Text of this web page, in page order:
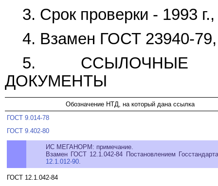
3. Срок проверки - 1993
4. Взамен ГОСТ 23940-
5. ССЫЛОЧНЫЕ
ДОКУМЕНТЫ
Обозначение НТД, на который дана ссылка
ГОСТ 9.014-78
ГОСТ 9.402-80
ИС МЕГАНОРМ: примечание.
Взамен ГОСТ 12.1.042-84 Постановлением
12.1.012-90
ГОСТ 12.1.042-84